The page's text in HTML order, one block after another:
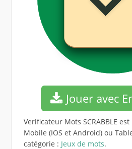
Jouer avec
Verificateur Mots SCRABBLE
Mobile (IOS et Android) ou
catégorie : Jeux de mots.